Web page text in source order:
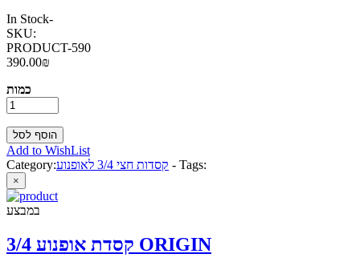
In Stock-
SKU:
PRODUCT-590
390.00₪
כמות
Add to WishList
Category:
קסדות חצי 3/4 לאופנוע - Tags:
×
במבצע
קסדת אופנוע 3/4 ORIGIN